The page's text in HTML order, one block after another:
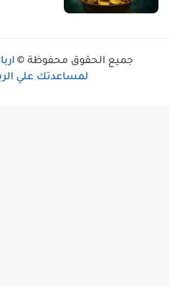
جميع الحقوق محفوظة ©
لمساعدتك علي الربح